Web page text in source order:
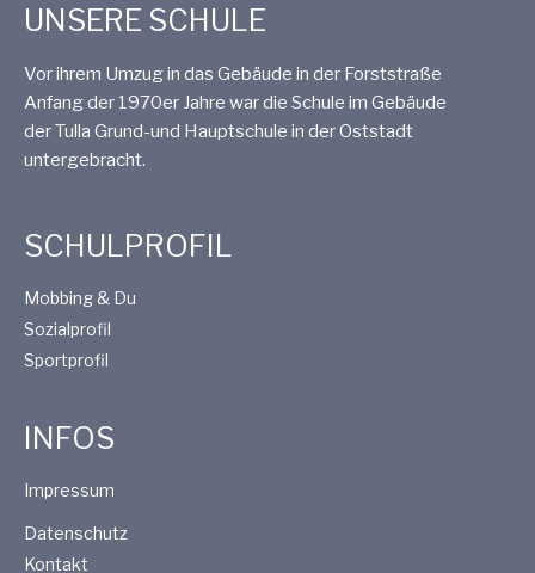
UNSERE SCHULE
Vor ihrem Umzug in das Gebäude in der Forststraße
Anfang der 1970er Jahre war die Schule im Gebäude
der Tulla Grund-und Hauptschule in der Oststadt
untergebracht.
SCHULPROFIL
Mobbing & Du
Sozialprofil
Sportprofil
INFOS
Impressum
Datenschutz
Kontakt